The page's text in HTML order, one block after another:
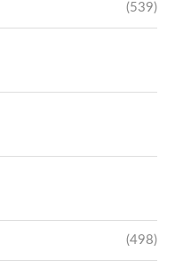
(539)
(498)